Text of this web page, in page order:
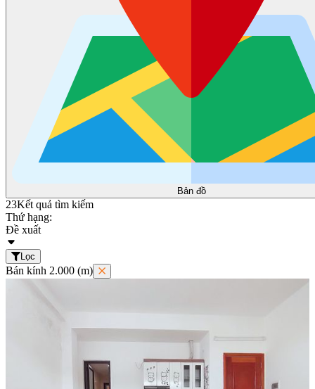
Bản đồ
23Kết quả tìm kiếm
Thứ hạng:
Đề xuất
Lọc
Bán kính 2.000 (m)